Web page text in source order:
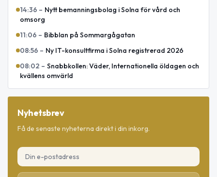
14:36 – Nytt bemanningsbolag i Solna för vård och
omsorg
11:06 – Bibblan på Sommargågatan
08:56 – Ny IT-konsultfirma i Solna registrerad 2026
08:02 – Snabbkollen: Väder, Internationella öldagen och
kvällens omvärld
Nyhetsbrev
Få de senaste nyheterna direkt i din inkorg.